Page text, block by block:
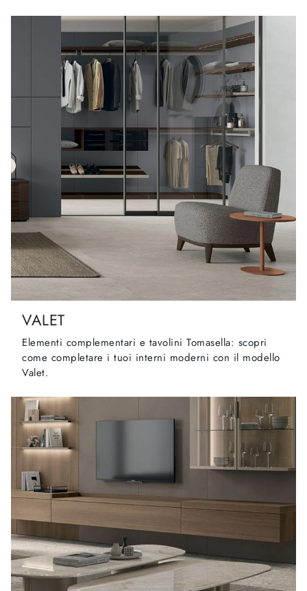
VALET
Elementi complementari e tavolini Tomasella: scopri
come completare i tuoi interni moderni con il modello
Valet.